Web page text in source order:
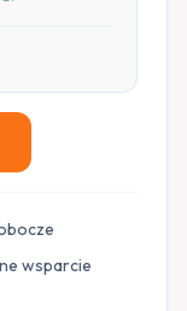
wsparcie